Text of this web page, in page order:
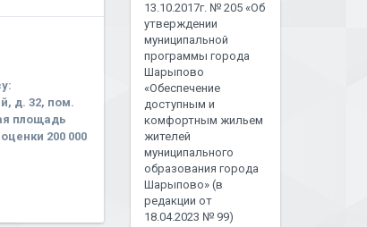
д. 32, пом.
площадь
200 000
13.10.2017г. № 205 «Об
утверждении
муниципальной
программы города
Шарыпово
«Обеспечение
доступным и
комфортным жильем
жителей
муниципального
образования города
Шарыпово» (в
редакции от
18.04.2023 № 99)